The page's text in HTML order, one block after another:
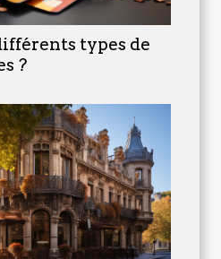
types de
?